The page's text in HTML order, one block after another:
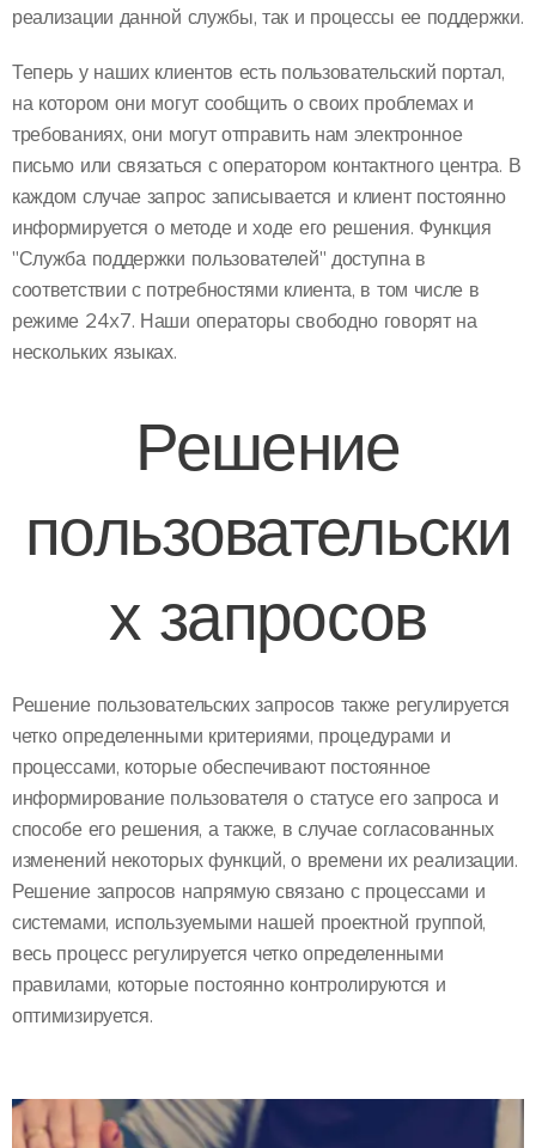
реализации данной службы, так и процессы ее поддержки.
Теперь у наших клиентов есть пользовательский портал,
на котором они могут сообщить о своих проблемах и
требованиях, они могут отправить нам электронное
письмо или связаться с оператором контактного центра. В
каждом случае запрос записывается и клиент постоянно
информируется о методе и ходе его решения. Функция
"Служба поддержки пользователей" доступна в
соответствии с потребностями клиента, в том числе в
режиме 24x7. Наши операторы свободно говорят на
нескольких языках.
Решение
пользовательски
х запросов
Решение пользовательских запросов также регулируется
четко определенными критериями, процедурами и
процессами, которые обеспечивают постоянное
информирование пользователя о статусе его запроса и
способе его решения, а также, в случае согласованных
изменений некоторых функций, о времени их реализации.
Решение запросов напрямую связано с процессами и
системами, используемыми нашей проектной группой,
весь процесс регулируется четко определенными
правилами, которые постоянно контролируются и
оптимизируется.